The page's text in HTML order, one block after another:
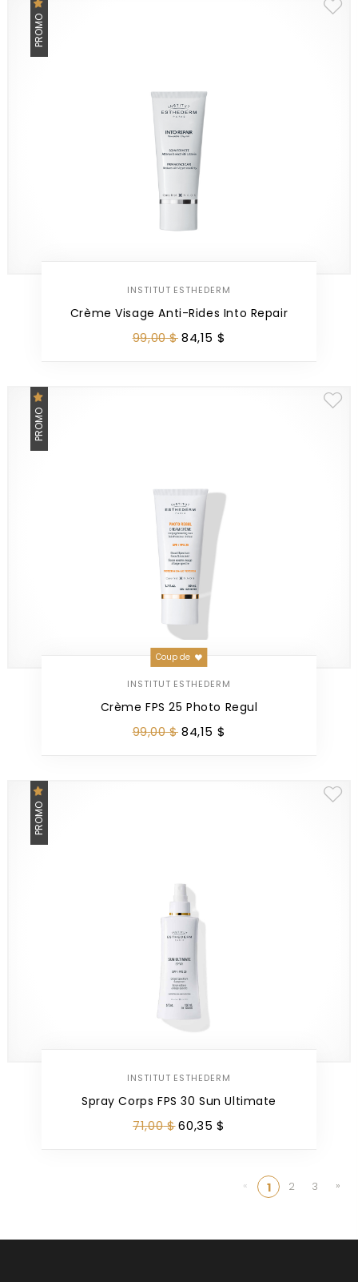
PROMO
INSTITUT ESTHEDERM
Crème Visage Anti-Rides Into Repair
99,00$84,15 $
PROMO
INSTITUT ESTHEDERM
Crème FPS 25 Photo Regul
Coup de
99,00$84,15 $
PROMO
INSTITUT ESTHEDERM
Spray Corps FPS 30 Sun Ultimate
71,00$60,35 $
« 1 2 3 »